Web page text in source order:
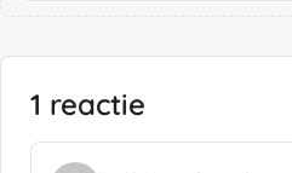
1 reactie